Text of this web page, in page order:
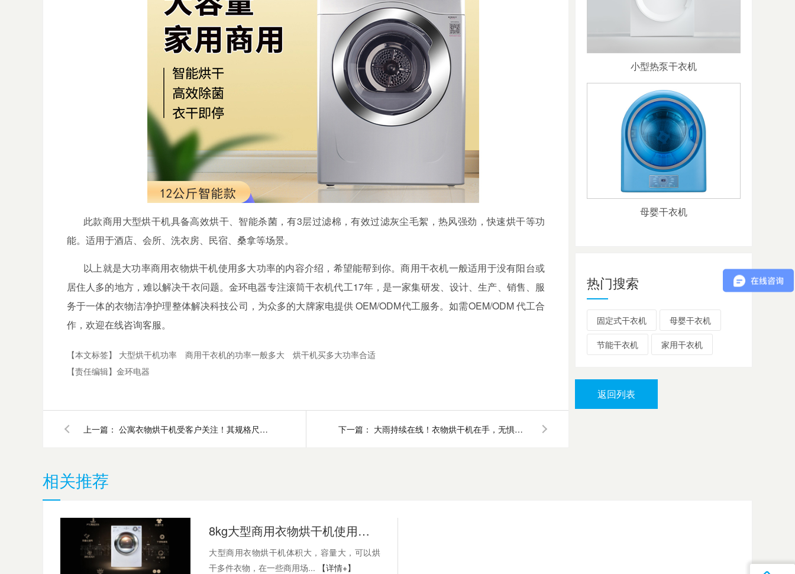
此款商用大型烘干机具备高效烘干、智能杀菌，有3层过滤棉，有效过滤灰尘毛絮，热风强劲，快速烘干等功
能。适用于酒店、会所、洗衣房、民宿、桑拿等场景。
以上就是大功率商用衣物烘干机使用多大功率的内容介绍，希望能帮到你。商用干衣机一般适用于没有阳台或
居住人多的地方，难以解决干衣问题。金环电器专注滚筒干衣机代工17年，是一家集研发、设计、生产、销售、服
务于一体的衣物洁净护理整体解决科技公司，为众多的大牌家电提供OEM/ODM代工服务。如需OEM/ODM代工合
作，欢迎在线咨询客服。
【本文标签】 大型烘干机功率 商用干衣机的功率一般多大
烘干机买多大功率合适
【责任编辑】 金环电器
上一篇： 公寓衣物烘干机受客户关注！其规格尺寸是多少？ 下一篇： 大雨持续在线！衣物烘干机在手，无惧风雨干衣不愁！
小型热泵干衣机
母婴干衣机
热门搜索 +
固定式干衣机 母婴干衣机
节能干衣机 家用干衣机
返回列表
相关推荐
8kg大型商用衣物烘干机使用功率和额定电压是多少
大型商用衣物烘干机体积大，容量大，可以烘
干多件衣物，在一些商用场...
【详情+】